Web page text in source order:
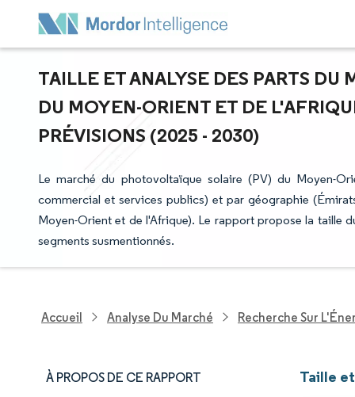
TAILLE ET ANALYSE DES PARTS
DU MOYEN-ORIENT ET DE
PRÉVISIONS (2025 - 2030)
Le marché du photovoltaïque solaire (PV) du Moyen-
commercial et services publics) et par géographie
Moyen-Orient et de l'Afrique). Le rapport propose la taille
segments susmentionnés.
Accueil Analyse Du Marché Recherche Sur
À PROPOS DE CE RAPPORT Taille